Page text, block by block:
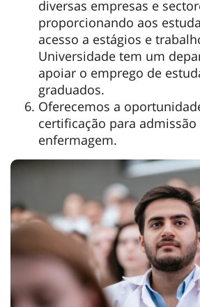
diversas empresas e
proporcionando aos
acesso a estágios e
Universidade tem um
apoiar o emprego de
graduados.
Oferecemos a
certificação para
enfermagem.